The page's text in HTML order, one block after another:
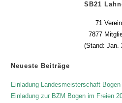
SB21
71
7877
(Stand: Jan.
Neueste Beiträge
Einladung Landesmeisterschaft
Einladung zur BZM Bogen im Freien